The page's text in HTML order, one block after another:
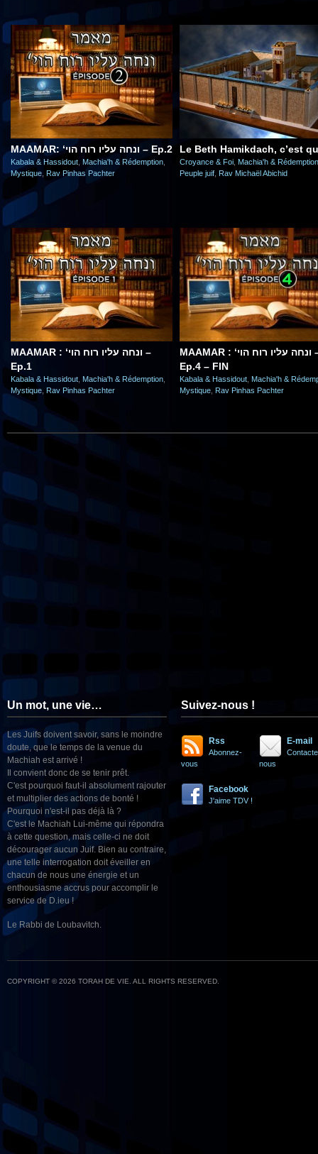
MAAMAR: ‘ונחה עליו רוח הוי – Ep.2
Kabala & Hassidout Machia'h & Rédemption
Mystique Rav Pinhas Pachter
Le Beth Hamikdach, c’est
Croyance & Foi Machia'h & Rédemption
Peuple juif Rav Michaël Abichid
MAAMAR : ‘ונחה עליו רוח הוי –
Ep.1
Kabala & Hassidout Machia'h & Rédemption
Mystique Rav Pinhas Pachter
MAAMAR : ‘ונחה עליו רוח הוי –
Ep.4 – FIN
Kabala & Hassidout Machia'h &
Mystique Rav Pinhas Pachter
Un mot, une vie…
Les Juifs doivent savoir, sans le moindre
doute, que le temps de la venue du
Machiah est arrivé !
Il convient donc de se tenir prêt.
C'est pourquoi faut-il absolument rajouter
et multiplier des actions de bonté !
Pourquoi n'est-il pas déjà là ?
C'est le Machiah Lui-même qui répondra
à cette question, mais celle-ci ne doit
décourager aucun Juif. Bien au contraire,
une telle interrogation doit éveiller en
chacun de nous une énergie et un
enthousiasme accrus pour accomplir le
service de D.ieu !
Le Rabbi de Loubavitch.
Suivez-nous !
Rss
Abonnez-
vous
E-mail
nous
Facebook
J'aime TDV !
COPYRIGHT © 2026 TORAH DE VIE. ALL RIGHTS RESERVED.